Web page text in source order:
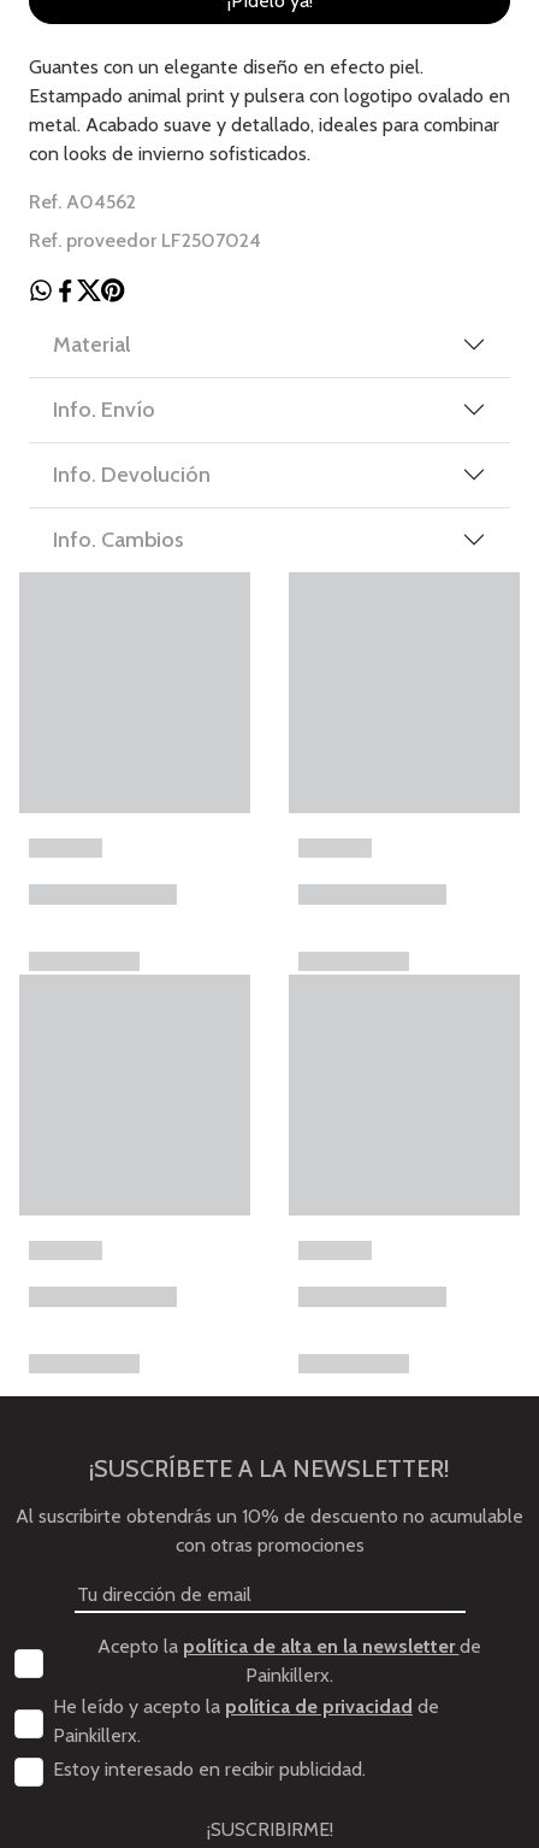
Guantes con un elegante diseño en efecto piel.
Estampado animal print y pulsera con logotipo ovalado en
metal. Acabado suave y detallado, ideales para combinar
con looks de invierno sofisticados.
Ref. A04562
Ref. proveedor LF2507024
Material
Info. Envío
Info. Devolución
Info. Cambios
¡SUSCRÍBETE A LA NEWSLETTER!
Al suscribirte obtendrás un 10% de descuento no acumulable
con otras promociones
Acepto la política de alta en la newsletterde
Painkillerx.
He leído y acepto la política de privacidad de
Painkillerx.
Estoy interesado en recibir publicidad.
¡SUSCRIBIRME!